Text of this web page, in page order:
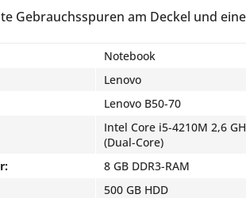
Gebrauchsspuren am Deckel und
Notebook
Lenovo
Lenovo B50-70
Intel Core i5-4210M 2,6
(Dual-Core)
8 GB DDR3-RAM
500 GB HDD